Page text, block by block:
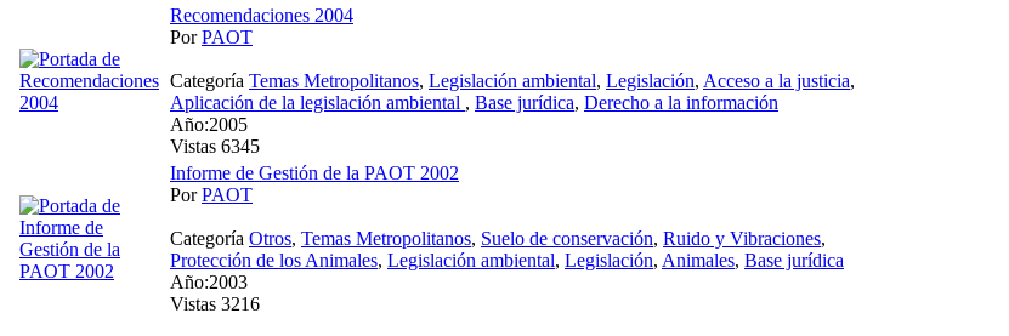
Recomendaciones 2004
PorPAOT
Categoría Temas Metropolitanos, Legislación ambiental, Legislación, Acceso a la justicia,
Aplicación de la legislación ambiental , Base jurídica, Derecho a la información
Año:2005
Vistas 6345
Informe de Gestión de la PAOT 2002
PorPAOT
Categoría Otros, Temas Metropolitanos, Suelo de conservación, Ruido y Vibraciones,
Protección de los Animales, Legislación ambiental, Legislación, Animales, Base jurídica
Año:2003
Vistas 3216